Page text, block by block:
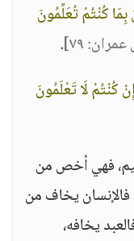
بِمَا كُنْتُمْ تُعَلِّمُونَ
٧٩]
.
كُنْتُمْ لَا تَعْلَمُونَ
فهي أخص من
يخاف من
يخافه،